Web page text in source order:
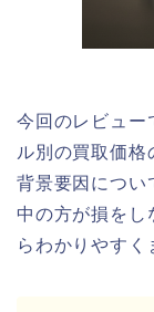
今回のレビュー
ル別の買取価格
背景要因につい
中の方が損をし
らわかりやすく